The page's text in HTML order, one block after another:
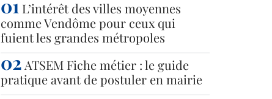
L’intérêt des villes moyennes
comme Vendôme pour ceux qui
fuient les grandes métropoles
ATSEM Fiche métier : le guide
pratique avant de postuler en mairie